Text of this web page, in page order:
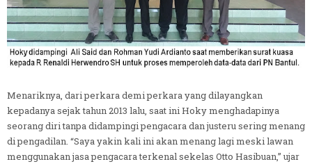
Menariknya, dari perkara demi perkara yang dilayangkan
kepadanya sejak tahun 2013 lalu, saat ini Hoky menghadapinya
seorang diri tanpa didampingi pengacara dan justeru sering menang
di pengadilan. “Saya yakin kali ini akan menang lagi meski lawan
menggunakan jasa pengacara terkenal sekelas Otto Hasibuan,” ujar